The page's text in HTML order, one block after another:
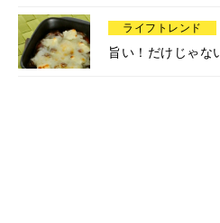
ライフトレンド
旨い！だけじゃな